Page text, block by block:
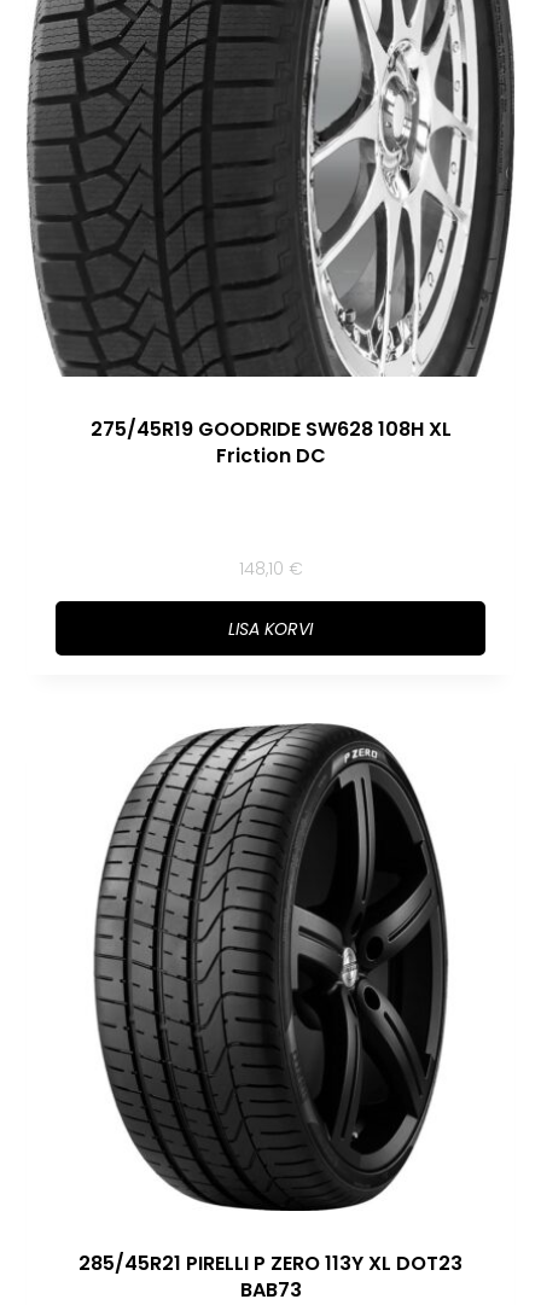
275/45R19 GOODRIDE SW628 108H XL
Friction DC
148,10 €
LISA KORVI
285/45R21 PIRELLI P ZERO 113Y XL DOT23
BAB73